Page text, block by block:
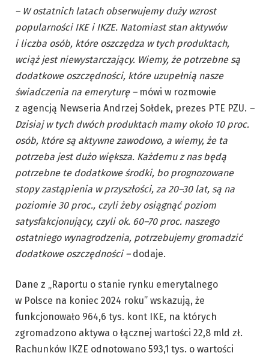
– W ostatnich latach obserwujemy duży wzrost
popularności IKE i IKZE. Natomiast stan aktywów
i liczba osób, które oszczędza w tych produktach,
wciąż jest niewystarczający. Wiemy, że potrzebne są
dodatkowe oszczędności, które uzupełnią nasze
świadczenia na emeryturę – mówi w rozmowie
z agencją Newseria Andrzej Sołdek, prezes PTE PZU. –
Dzisiaj w tych dwóch produktach mamy około 10 proc.
osób, które są aktywne zawodowo, a wiemy, że ta
potrzeba jest dużo większa. Każdemu z nas będą
potrzebne te dodatkowe środki, bo prognozowane
stopy zastąpienia w przyszłości, za 20–30 lat, są na
poziomie 30 proc., czyli żeby osiągnąć poziom
satysfakcjonujący, czyli ok. 60–70 proc. naszego
ostatniego wynagrodzenia, potrzebujemy gromadzić
dodatkowe oszczędności –dodaje.
Dane z „Raportu o stanie rynku emerytalnego
w Polsce na koniec 2024 roku” wskazują, że
funkcjonowało 964,6 tys. kont IKE, na których
zgromadzono aktywa o łącznej wartości 22,8 mld zł.
Rachunków IKZE odnotowano 593,1 tys. o wartości